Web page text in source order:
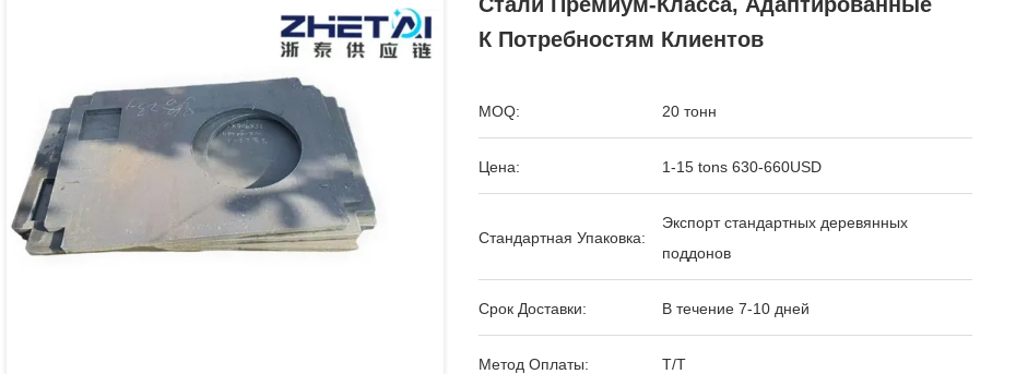
К Потребностям Клиентов
MOQ: 20 тонн
Цена: 1-15 tons 630-660USD
Стандартная Упаковка:
Экспорт стандартных деревянных
поддонов
Срок Доставки: В течение 7-10 дней
Метод Оплаты: T/T